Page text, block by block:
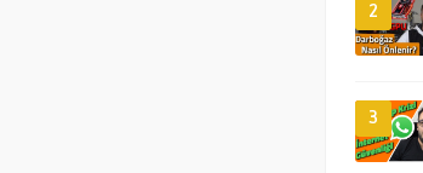
2
3